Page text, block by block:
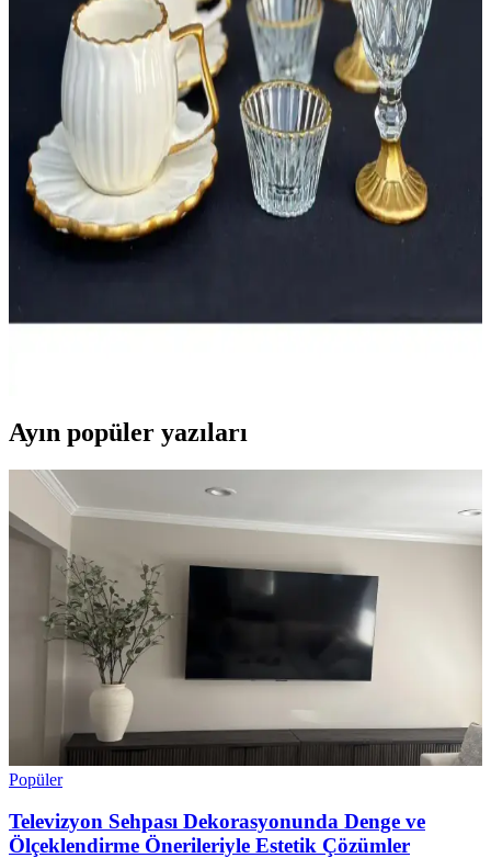
Karaca Alacahöyük sürahi, geleneksel motifleri modern tasarımla
harmanlayan estetik ve fonksiyonel bir dekorasyon parçasıdır.
Evlerde şıklık ve kültürel değerler sunar.
HediyeKöşkü Damla Sunumlu 24 Parça Kahve Seti
Doğa Teması ve Şık Tasarımıyla
Doğa motifleriyle tasarlanmış, 6 kişilik kahve sunum seti, yüksek
kaliteli seramik malzemesiyle dayanıklı ve şık. Estetik ve
fonksiyonellik sunan bu set, çeşitli kullanım alanlarına uygun olarak
tasarlandı.
Genel Markalar 24 Parça Papatya Kahve Sunum
Şık ve dayanıklı seramik kahve seti, 6 kişilik kapasitesi ve modern
Ayın popüler yazıları
Popüler
Televizyon Sehpası Dekorasyonunda Denge ve
Ölçeklendirme Önerileriyle Estetik Çözümler